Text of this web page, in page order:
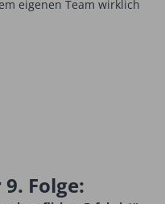
eigenen Team wirklich
Folge: